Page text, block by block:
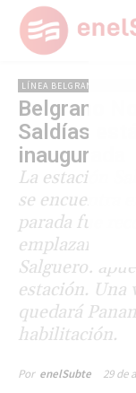
LÍNEA BELGRANO NORTE
Belgrano
Saldías
inaugurada
La estación
se encuentra
parada fue
Salguero:
estación. Una
quedará
habilitación.
Por enelSubte 29 de